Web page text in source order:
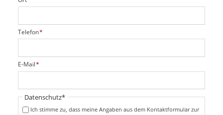
P
f
i
c
t
f
Telefon*
P
f
i
E-Mail*
Pflichtfeld
Datenschutz*
Ich stimme zu, dass meine Angaben aus dem Kontaktformular zur